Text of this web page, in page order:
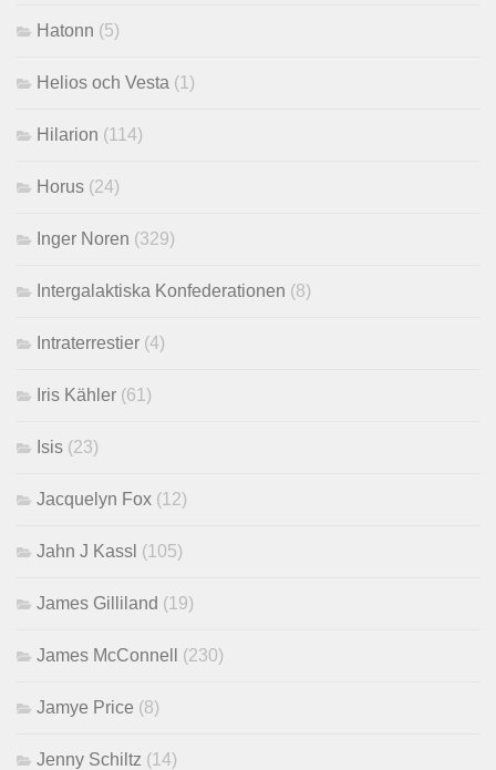
Hatonn (5)
Helios och Vesta (1)
Hilarion (114)
Horus (24)
Inger Noren (329)
Intergalaktiska Konfederationen (8)
Intraterrestier (4)
Iris Kähler (61)
Isis (23)
Jacquelyn Fox (12)
Jahn J Kassl (105)
James Gilliland (19)
James McConnell (230)
Jamye Price (8)
Jenny Schiltz (14)